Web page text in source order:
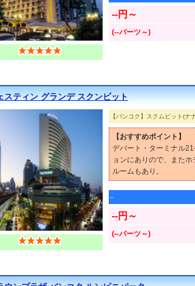
--円～
(--バーツ～)
スティン グランデ スクンビット
【バンコク】スクムビット(ナ
【おすすめポイント】
デパート・ターミナル
ョンにありので、また
ルームもあり。
--
--円～
(--バーツ～)